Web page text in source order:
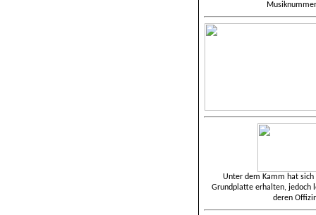
Unter dem Kamm hat
Grundplatte erhalten, jedoch
deren